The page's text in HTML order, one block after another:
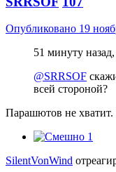
Опубликовано 19
51 минуту
@SRRSOF
всей стороной?
Парашютов не
1
SilentVonWind